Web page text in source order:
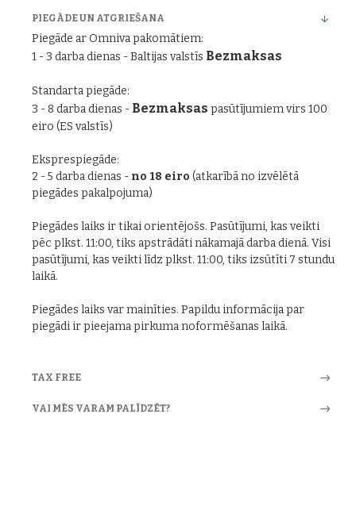
PIEGĀDE UN ATGRIEŠANA
Piegāde ar Omniva pakomātiem:
1 - 3 darba dienas - Baltijas valstīs Bezmaksas
Standarta piegāde:
3 - 8 darba dienas - Bezmaksas pasūtījumiem virs 100
eiro (ES valstīs)
Eksprespiegāde:
2 - 5 darba dienas - no 18 eiro (atkarībā no izvēlētā
piegādes pakalpojuma)
Piegādes laiks ir tikai orientējošs. Pasūtījumi, kas veikti
pēc plkst. 11:00, tiks apstrādāti nākamajā darba dienā. Visi
pasūtījumi, kas veikti līdz plkst. 11:00, tiks izsūtīti 7 stundu
laikā.
Piegādes laiks var mainīties. Papildu informācija par
piegādi ir pieejama pirkuma noformēšanas laikā.
TAX FREE
VAI MĒS VARAM PALĪDZĒT?